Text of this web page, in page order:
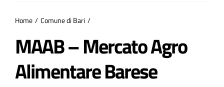
Partecipa
Home Comune di Bari
MAAB – Mercato Agro
Alimentare Barese